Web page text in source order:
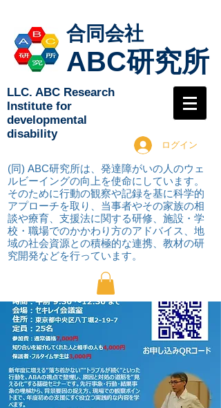
合同会社
ABC研究所
LLC. ABC Research
Institute for
developmental
disability
ログイン
(同) ABC研究所は、発達障がいの人のウェ
ルビーイングの向上を使命にしています。
そのために行動の観察や記録を基に科学的
アプローチを取り
、当事者やその家族の相
談や療育、支援法に関する研修、施設・学
校・職場でのかかわり方のアドバイス、地
域の社会資源との積極的な連携、教材の研
究開発などを行っています。